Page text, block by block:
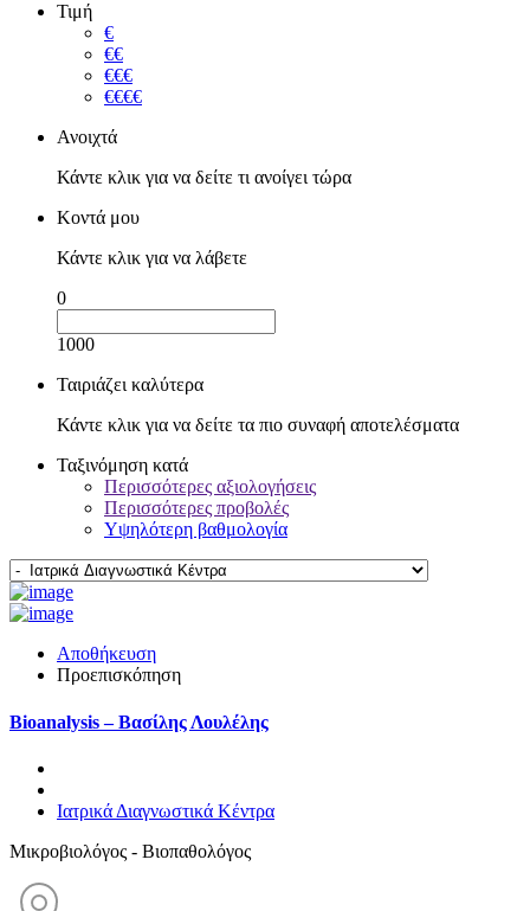
Τιμή
€
€€
€€€
€€€€
Ανοιχτά
Κάντε κλικ για να δείτε τι ανοίγει τώρα
Κοντά μου
Κάντε κλικ για να λάβετε
0
1000
Ταιριάζει καλύτερα
Κάντε κλικ για να δείτε τα πιο συναφή αποτελέσματα
Ταξινόμηση κατά
Περισσότερες αξιολογήσεις
Περισσότερες προβολές
Υψηλότερη βαθμολογία
Αποθήκευση
Προεπισκόπηση
Bioanalysis – Βασίλης Λουλέλης
Ιατρικά Διαγνωστικά Κέντρα
Μικροβιολόγος - Βιοπαθολόγος